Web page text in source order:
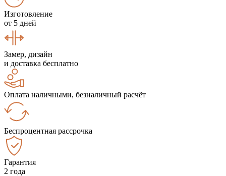
Изготовление
от 5 дней
Замер, дизайн
и доставка бесплатно
Оплата наличными, безналичный расчёт
Беспроцентная рассрочка
Гарантия
2 года